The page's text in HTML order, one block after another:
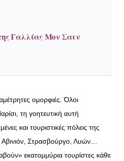
Γαλλίας Μον Σαιν
ομορφιές. Όλοι
τη γοητευτική αυτή
και τουριστικές πόλεις της
Αβινιόν, Στρασβούργο, Λυών…
εκατομμύρια τουρίστες κάθε